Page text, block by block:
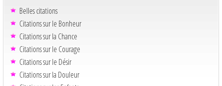
Belles citations
Citations sur le Bonheur
Citations sur la Chance
Citations sur le Courage
Citations sur le Désir
Citations sur la Douleur